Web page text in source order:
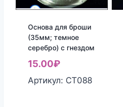
Основа для броши
(35мм; темное
серебро) с гнездом
15.00₽
Артикул: СТ088